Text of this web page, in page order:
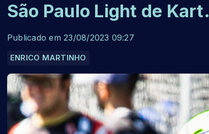
São Paulo Light de Kart.
Publicado em 23/08/2023 09:27
ENRICO MARTINHO